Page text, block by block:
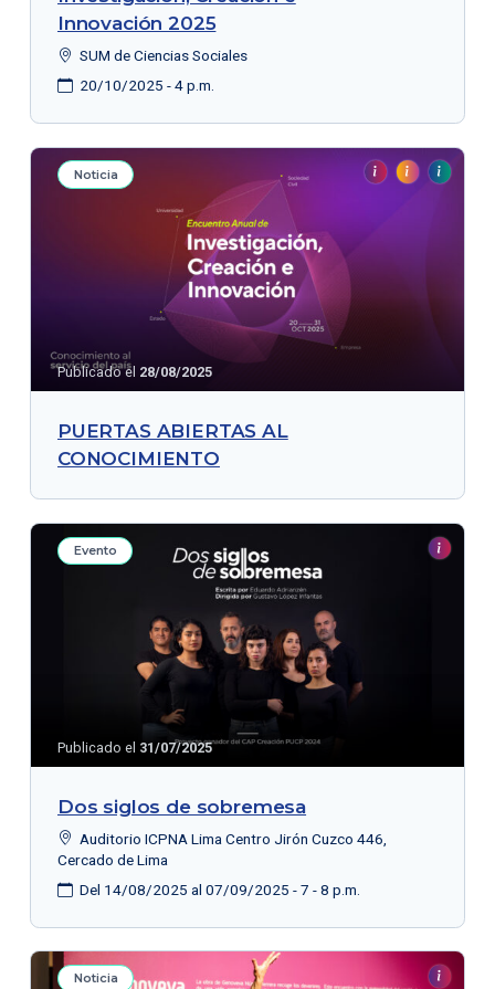
Innovación 2025
SUM de Ciencias Sociales
20/10/2025 - 4 p.m.
Noticia
Publicado el 28/08/2025
PUERTAS ABIERTAS AL
CONOCIMIENTO
Evento
Publicado el 31/07/2025
Dos siglos de sobremesa
Auditorio ICPNA Lima Centro Jirón Cuzco 446,
Cercado de Lima
Del 14/08/2025 al 07/09/2025 - 7 - 8 p.m.
Noticia